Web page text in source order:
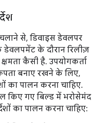
से, डिवाइस डेवलपर
के दौरान रिलीज़
कैसी है. उपयोगकर्ता
बनाए रखने के लिए,
का पालन करना चाहिए.
किए गए बिल्ड में भरोसेमंद
का पालन करना चाहिए: